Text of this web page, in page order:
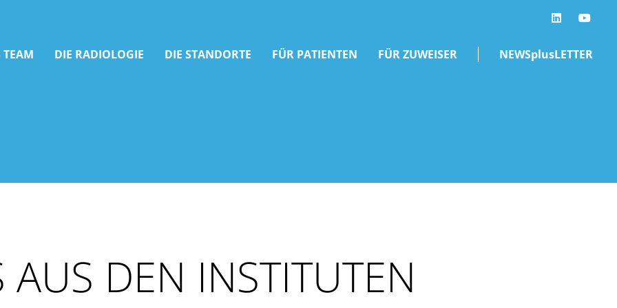
LinkedIn
TEAM DIE RADIOLOGIE DIE STANDORTE FÜR PATIENTEN FÜR ZUWEISER NEWSplusLETTER
AUS DEN INSTITUTEN